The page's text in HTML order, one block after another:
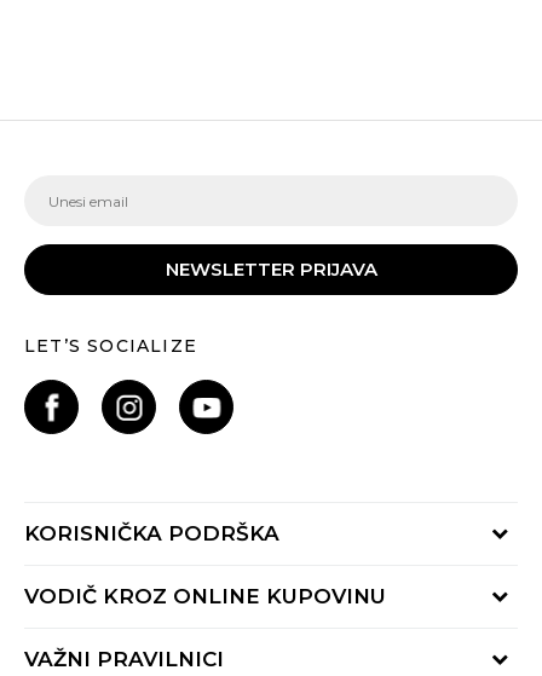
NEWSLETTER PRIJAVA
LET’S SOCIALIZE
KORISNIČKA PODRŠKA
Provjeri status porudžbine
Radno vrijeme 9-16h
VODIČ KROZ ONLINE KUPOVINU
Načini isporuke
VAŽNI PRAVILNICI